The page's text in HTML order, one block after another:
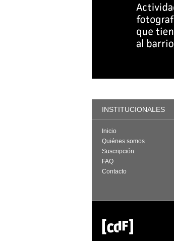
INSTITUCIONALES
Inicio
Quiénes somos
Suscripción
FAQ
Contacto